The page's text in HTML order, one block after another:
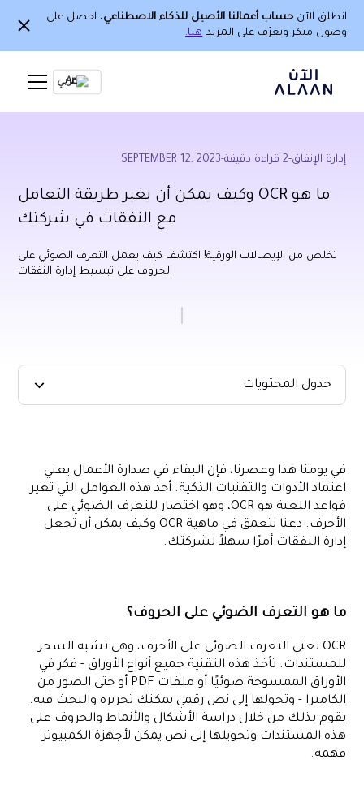
انطلق الآن حساب أعمالنا الأصيل للذكاء الاصطناعي، احصل على
وصول مبكر وتعرّف على المزيد هنا.
Ar
إدارة الإنفاق-
2 قراءة دقيقة-
SEPTEMBER 12, 2023
ما هو OCR وكيف يمكن أن يغير طريقة التعامل
مع النفقات في شركتك
تخلص من الإيصالات الورقية! اكتشف كيف يعمل التعرف الضوئي على
الحروف على تبسيط إدارة النفقات
جدول المحتويات
في يومنا هذا وعصرنا، فإن البقاء في صدارة الأعمال يعني
اعتماد الأدوات والتقنيات الذكية. أحد هذه العوامل التي تغير
قواعد اللعبة هو OCR، وهو اختصار للتعرف الضوئي على
الأحرف. دعنا نتعمق في ماهية OCR وكيف يمكن أن تجعل
إدارة النفقات أمرًا سهلاً لشركتك.
ما هو التعرف الضوئي على الحروف؟
OCR تعني التعرف الضوئي على الأحرف، وهي تشبه السحر
للمستندات. تأخذ هذه التقنية جميع أنواع الأوراق - فكر في
الأوراق الممسوحة ضوئيًا أو ملفات PDF أو حتى الصور من
الكاميرا - وتحولها إلى نص رقمي يمكنك تحريره والبحث فيه.
يقوم بذلك من خلال دراسة الأشكال والأنماط والحروف على
هذه المستندات وتحويلها إلى نص يمكن لأجهزة الكمبيوتر
فهمه.